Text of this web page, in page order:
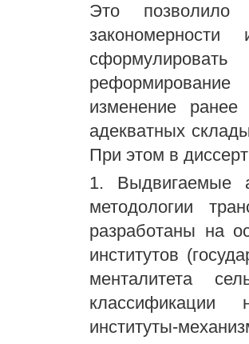
Это позволило
реформирование
изменение
адекватных
При этом в
1. Выдвигаемые
методологии
разработаны на
институтов
менталитета
классификации
институты-